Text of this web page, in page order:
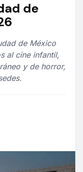
de
de México
al cine infantil,
y de horror,